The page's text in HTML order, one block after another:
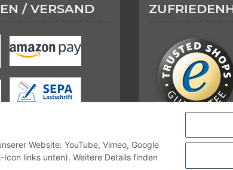
/ VERSAND
Website: YouTube, Vimeo, Google
links unten). Weitere Details finden